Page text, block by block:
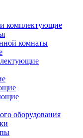
комплектующие
комнаты
оборудования